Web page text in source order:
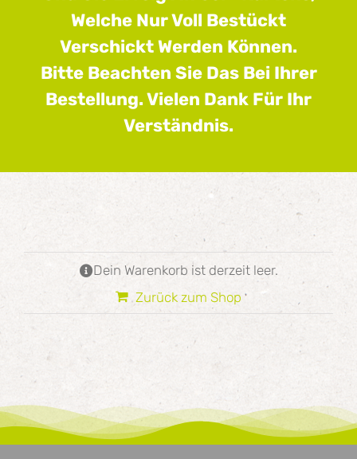
Welche Nur Voll Bestückt
Verschickt Werden Können.
Bitte Beachten Sie Das Bei Ihrer
Bestellung. Vielen Dank Für Ihr
Verständnis.
Dein Warenkorb ist derzeit leer.
Zurück zum Shop